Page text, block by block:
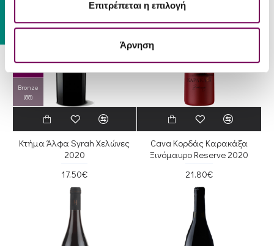
Επιτρέπεται η επιλογή
Άρνηση
JR '20
Bronze
(88)
Κτήμα Άλφα Syrah Χελώνες
2020
17.50€
Cava Κορδάς Καρακάξα
Ξινόμαυρο Reserve 2020
21.80€